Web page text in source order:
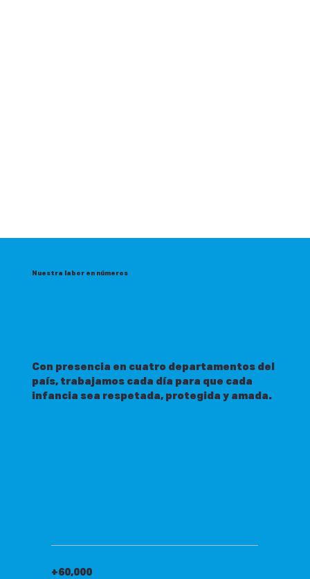
Nuestra labor en números
Con presencia en cuatro departamentos del
país, trabajamos cada día para que cada
infancia sea respetada, protegida y amada.
+60,000